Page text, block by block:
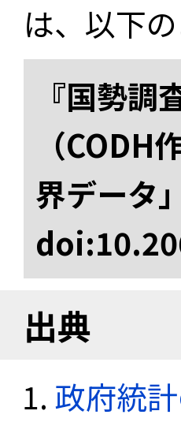
は、以下
『国勢
（
界データ
出典
政府統